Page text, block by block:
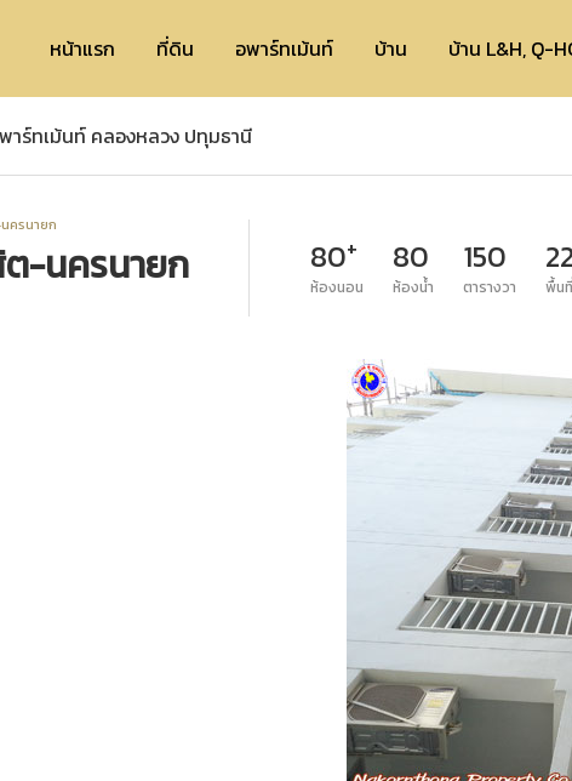
หน้าแรก ที่ดิน อพาร์ทเม้นท์ บ้าน บ้าน L&H, Q-
าร์ทเม้นท์ คลองหลวง ปทุมธานี
ครนายก
-นครนายก 80+
ห้องนอน
80
ห้องน้ำ
150
ตารางวา พื้น